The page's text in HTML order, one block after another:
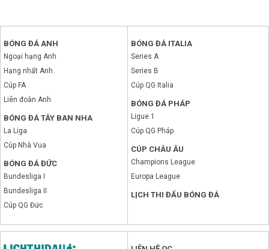
BÓNG ĐÁ ANH
Ngoại hạng Anh
Hạng nhất Anh
Cúp FA
Liên đoàn Anh
BÓNG ĐÁ TÂY BAN NHA
La Liga
Cúp Nhà Vua
BÓNG ĐÁ ĐỨC
Bundesliga I
Bundesliga II
Cúp QG Đức
BÓNG ĐÁ ITALIA
Series A
Series B
Cúp QG Italia
BÓNG ĐÁ PHÁP
Ligue 1
Cúp QG Pháp
CÚP CHÂU ÂU
Champions League
Europa League
LỊCH THI ĐẤU BÓNG ĐÁ